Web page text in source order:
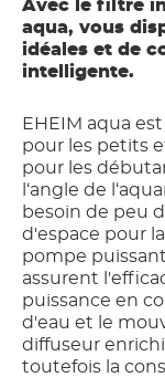
Avec le filtre
aqua, vous
idéales et de
intelligente.
EHEIM aqua
pour les petits
pour les
l‘angle de
besoin de peu
d'espace pour
pompe
assurent
puissance en
d'eau et le
diffuseur
toutefois la